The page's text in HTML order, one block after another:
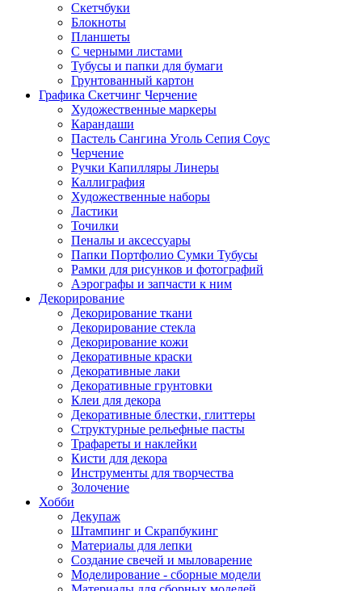
Скетчбуки
Блокноты
Планшеты
С черными листами
Тубусы и папки для бумаги
Грунтованный картон
Графика Скетчинг Черчение
Художественные маркеры
Карандаши
Пастель Сангина Уголь Сепия Соус
Черчение
Ручки Капилляры Линеры
Каллиграфия
Художественные наборы
Ластики
Точилки
Пеналы и аксессуары
Папки Портфолио Сумки Тубусы
Рамки для рисунков и фотографий
Аэрографы и запчасти к ним
Декорирование
Декорирование ткани
Декорирование стекла
Декорирование кожи
Декоративные краски
Декоративные лаки
Декоративные грунтовки
Клеи для декора
Декоративные блестки, глиттеры
Структурные рельефные пасты
Трафареты и наклейки
Кисти для декора
Инструменты для творчества
Золочение
Хобби
Декупаж
Штампинг и Скрапбукинг
Материалы для лепки
Создание свечей и мыловарение
Моделирование - сборные модели